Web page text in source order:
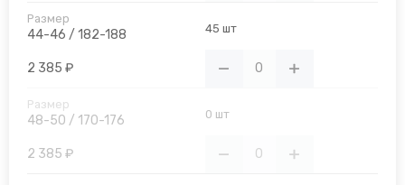
44-46 / 182-188 45 шт
2 385 ₽
48-50 / 170-176 0 шт
2 385 ₽